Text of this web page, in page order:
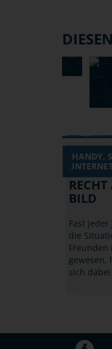
HANDY,
BILD
Fast
die
Freunden
gewesen,
sich